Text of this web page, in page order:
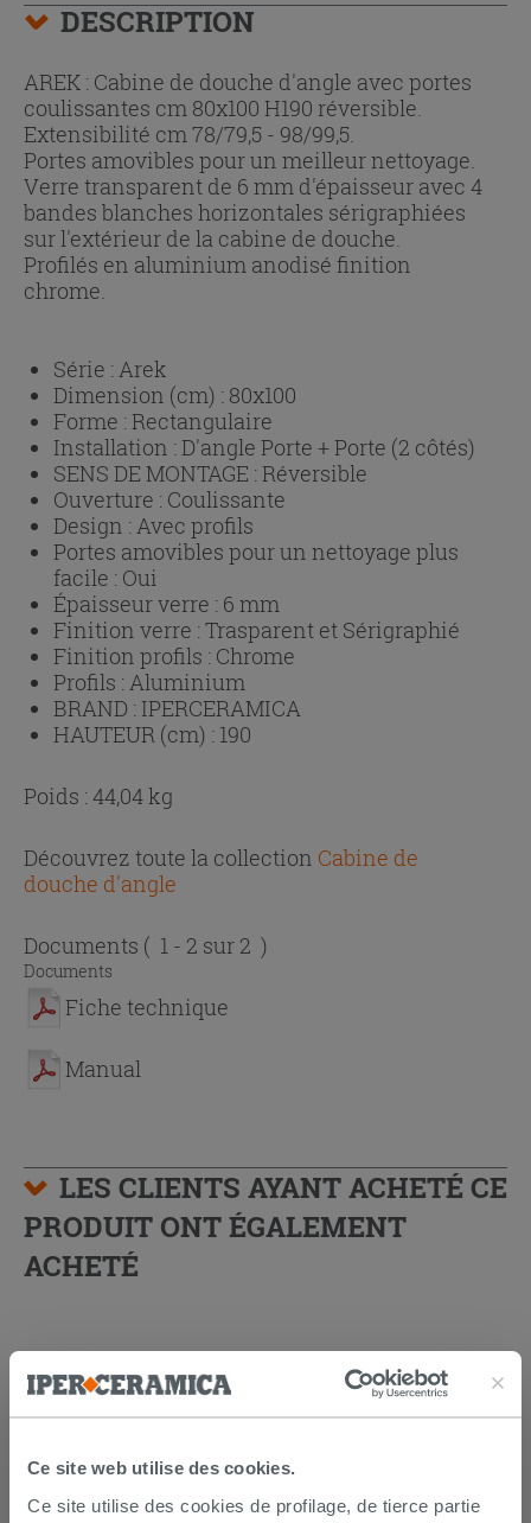
Ce site web utilise des cookies.
Ce site utilise des cookies de profilage, de tierce partie
DESCRIPTION
AREK : Cabine de douche d'angle avec portes
coulissantes cm 80x100 H190 réversible.
Extensibilité cm 78/79,5 - 98/99,5.
Portes amovibles pour un meilleur nettoyage.
Verre transparent de 6 mm d'épaisseur avec 4
bandes blanches horizontales sérigraphiées
sur l'extérieur de la cabine de douche.
Profilés en aluminium anodisé finition
chrome.
Série :Arek
Dimension (cm) : 80x100
Forme :Rectangulaire
Installation :D'angle Porte + Porte (2 côtés)
SENS DE MONTAGE :Réversible
Ouverture : Coulissante
Design :Avec profils
Portes amovibles pour un nettoyage plus
facile : Oui
Épaisseur verre : 6 mm
Finition verre :Trasparent et Sérigraphié
Finition profils : Chrome
Profils :Aluminium
BRAND : IPERCERAMICA
HAUTEUR (cm) : 190
Poids : 44,04 kg
Découvrez toute la collection Cabine de
douche d'angle
Documents ( 1 - 2 sur 2 )
Documents
Fiche technique
Manual
LES CLIENTS AYANT ACHETÉ CE
PRODUIT ONT ÉGALEMENT
ACHETÉ